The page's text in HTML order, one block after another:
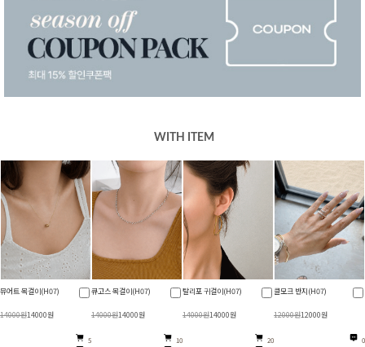
WITH ITEM
뮤어트 목걸이(H07)
14000원14000원
5
큐고스 목걸이(H07)
14000원14000원
10
탈리포 귀걸이(H07)
14000원14000원
20
클모크 반지(H07)
12000원12000원
0